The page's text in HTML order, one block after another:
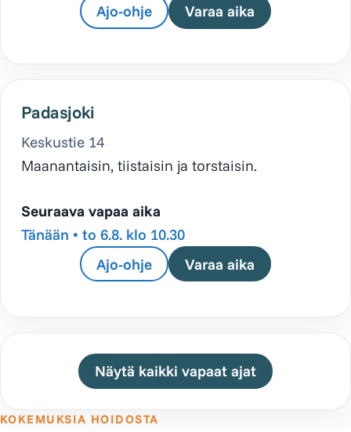
Ajo-ohje
Varaa aika
Padasjoki
Keskustie 14
Maanantaisin, tiistaisin ja torstaisin.
Seuraava vapaa aika
Tänään • to 6.8. klo 10.30
Ajo-ohje
Varaa aika
Näytä kaikki vapaat ajat
KOKEMUKSIA HOIDOSTA